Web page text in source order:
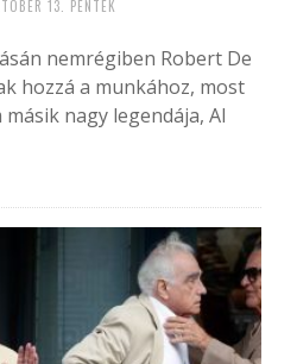
13. PÉNTEK
nemrégiben Robert De
hozzá a munkához, most
nagy legendája, Al